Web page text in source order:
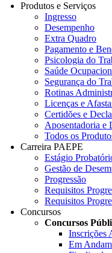
Produtos e Serviços
Ingresso
Desempenho
Extra Quadro
Pagamento e
Psicologia do
Saúde
Segurança do
Rotinas
Licenças e
Certidões e
Aposentadoria e
Todos os
Carreira PAEPE
Estágio
Gestão de
Progressão
Requisitos
Requisitos
Concursos
Concursos
Inscrições
Em